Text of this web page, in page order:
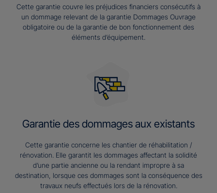
Cette garantie couvre les préjudices financiers consécutifs à
un dommage relevant de la garantie Dommages Ouvrage
obligatoire ou de la garantie de bon fonctionnement des
éléments d’équipement.
Garantie des dommages aux existants
Cette garantie concerne les chantier de réhabilitation /
rénovation. Elle garantit les dommages affectant la solidité
d’une partie ancienne ou la rendant impropre à sa
destination, lorsque ces dommages sont la conséquence des
travaux neufs effectués lors de la rénovation.